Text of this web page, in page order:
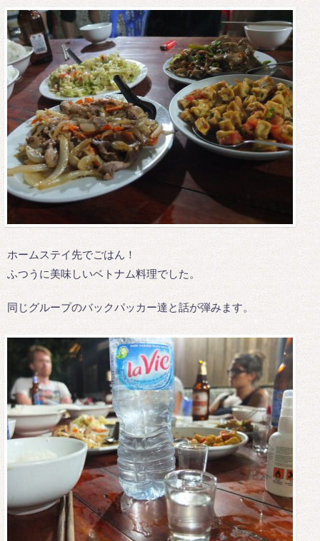
ホームステイ先でごはん！
ふつうに美味しいベトナム料理でした。
同じグループのバックパッカー達と話が弾みます。